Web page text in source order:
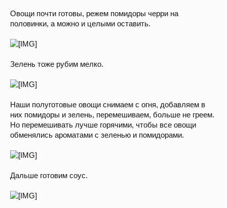
Овощи почти готовы, режем помидоры черри на
половинки, а можно и целыми оставить.
Зелень тоже рубим мелко.
Наши полуготовые овощи снимаем с огня, добавляем в
них помидоры и зелень, перемешиваем, больше не греем.
Но перемешивать лучше горячими, чтобы все овощи
обменялись ароматами с зеленью и помидорами.
Дальше готовим соус.